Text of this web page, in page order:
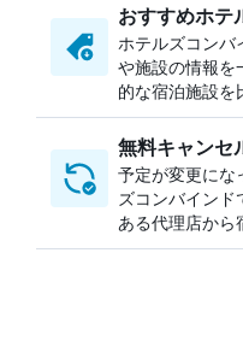
おすすめホテ
ホテルズコンバ
や施設の情報を
的な宿泊施設を
無料キャンセ
予定が変更にな
ズコンバイン
ある代理店から